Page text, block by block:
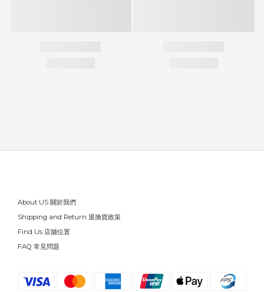
About US 關於我們
Shipping and Return 退換貨政策
Find Us 店舖位置
FAQ 常見問題